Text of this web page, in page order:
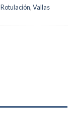
Rotulación,Vallas